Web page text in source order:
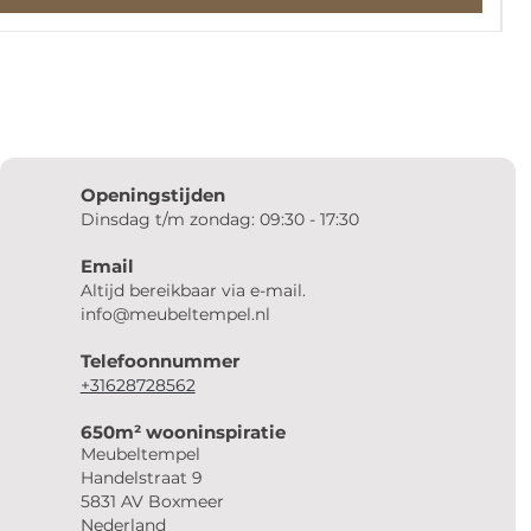
Openingstijden
Dinsdag t/m zondag: 09:30 - 17:30
Email
Altijd bereikbaar via e-mail.
info@meubeltempel.nl
Telefoonnummer
+31628728562
650m² wooninspiratie
Meubeltempel
Handelstraat 9
5831 AV Boxmeer
Nederland